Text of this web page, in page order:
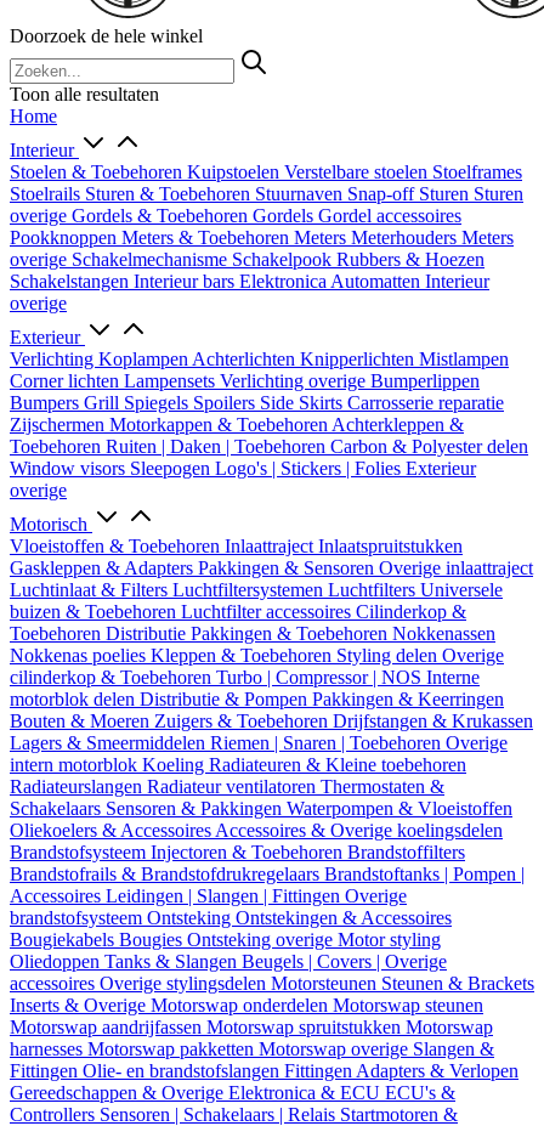
Doorzoek de hele winkel
Toon alle resultaten
Home
Interieur
Stoelen & Toebehoren Kuipstoelen Verstelbare stoelen Stoelframes
Stoelrails Sturen & Toebehoren Stuurnaven Snap-off Sturen Sturen
overige Gordels & Toebehoren Gordels Gordel accessoires
Pookknoppen Meters & Toebehoren Meters Meterhouders Meters
overige Schakelmechanisme Schakelpook Rubbers & Hoezen
Schakelstangen Interieur bars Elektronica Automatten Interieur
overige
Exterieur
Verlichting Koplampen Achterlichten Knipperlichten Mistlampen
Corner lichten Lampensets Verlichting overige Bumperlippen
Bumpers Grill Spiegels Spoilers Side Skirts Carrosserie reparatie
Zijschermen Motorkappen & Toebehoren Achterkleppen &
Toebehoren Ruiten | Daken | Toebehoren Carbon & Polyester delen
Window visors Sleepogen Logo's | Stickers | Folies Exterieur
overige
Motorisch
Vloeistoffen & Toebehoren Inlaattraject Inlaatspruitstukken
Gaskleppen & Adapters Pakkingen & Sensoren Overige inlaattraject
Luchtinlaat & Filters Luchtfiltersystemen Luchtfilters Universele
buizen & Toebehoren Luchtfilter accessoires Cilinderkop &
Toebehoren Distributie Pakkingen & Toebehoren Nokkenassen
Nokkenas poelies Kleppen & Toebehoren Styling delen Overige
cilinderkop & Toebehoren Turbo | Compressor | NOS Interne
motorblok delen Distributie & Pompen Pakkingen & Keerringen
Bouten & Moeren Zuigers & Toebehoren Drijfstangen & Krukassen
Lagers & Smeermiddelen Riemen | Snaren | Toebehoren Overige
intern motorblok Koeling Radiateuren & Kleine toebehoren
Radiateurslangen Radiateur ventilatoren Thermostaten &
Schakelaars Sensoren & Pakkingen Waterpompen & Vloeistoffen
Oliekoelers & Accessoires Accessoires & Overige koelingsdelen
Brandstofsysteem Injectoren & Toebehoren Brandstoffilters
Brandstofrails & Brandstofdrukregelaars Brandstoftanks | Pompen |
Accessoires Leidingen | Slangen | Fittingen Overige
brandstofsysteem Ontsteking Ontstekingen & Accessoires
Bougiekabels Bougies Ontsteking overige Motor styling
Oliedoppen Tanks & Slangen Beugels | Covers | Overige
accessoires Overige stylingsdelen Motorsteunen Steunen & Brackets
Inserts & Overige Motorswap onderdelen Motorswap steunen
Motorswap aandrijfassen Motorswap spruitstukken Motorswap
harnesses Motorswap pakketten Motorswap overige Slangen &
Fittingen Olie- en brandstofslangen Fittingen Adapters & Verlopen
Gereedschappen & Overige Elektronica & ECU ECU's &
Controllers Sensoren | Schakelaars | Relais Startmotoren &